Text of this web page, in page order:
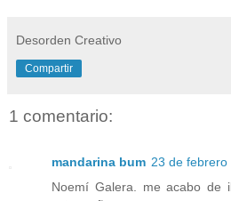
Desorden Creativo
Compartir
1 comentario:
mandarina bum 23 de
Noemí Galera. me acabo de